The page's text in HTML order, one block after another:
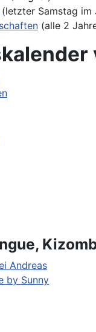
(letzter Samstag im
(alle 2
Andreas
by Sunny